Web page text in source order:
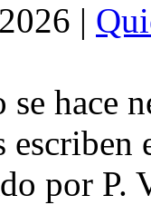
|
hace
escriben
por